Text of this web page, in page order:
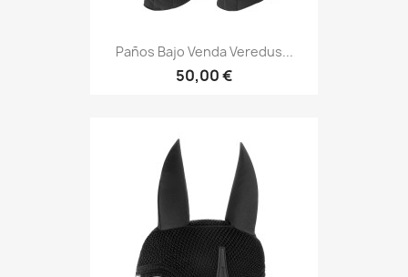
Paños Bajo Venda Veredus...
50,00 €